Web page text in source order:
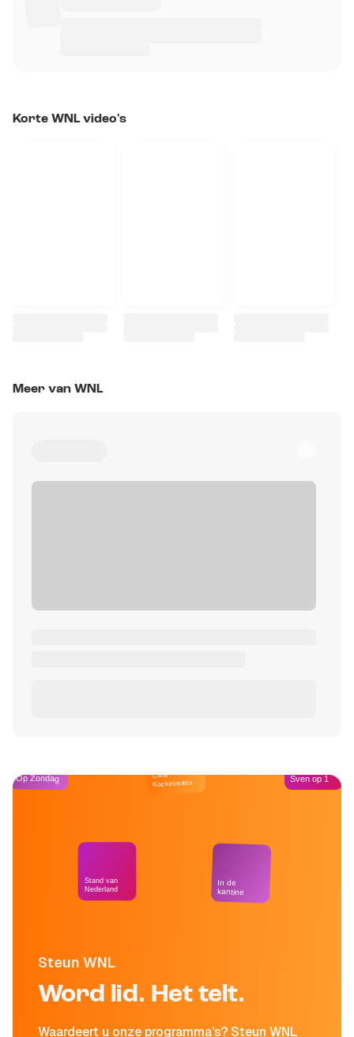
Korte WNL video's
Meer van WNL
Steun WNL
Word lid. Het telt.
Waardeert u onze programma's? Steun WNL
Op Zondag
Stand van
Nederland
Café
Kockelmann
In de
kantine
Sven op 1